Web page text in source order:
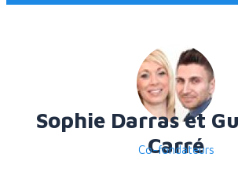
Sophie Darras et
Carré
Co-fondateurs